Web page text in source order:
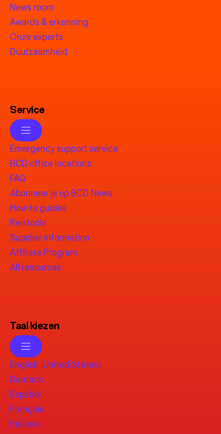
News room
Awards & erkenning
Onze experts
Duurzaamheid
Service
Emergency support service
BCD office locations
FAQ
Abonneer je op BCD News
How to guides
Reistools
Supplier information
Affiliate Program
All resources
Taal kiezen
English (United States)
Deutsch
Español
Français
Italiano